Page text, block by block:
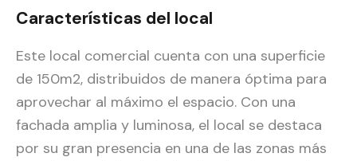
Características del local
Este local comercial cuenta con una superficie
de 150m2, distribuidos de manera óptima para
aprovechar al máximo el espacio. Con una
fachada amplia y luminosa, el local se destaca
por su gran presencia en una de las zonas más